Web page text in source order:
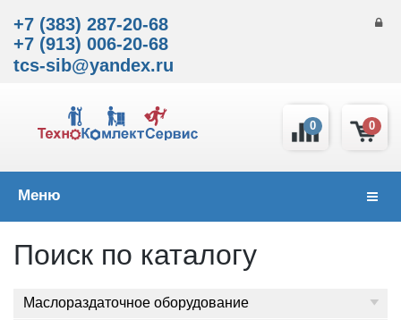
+7 (383) 287-20-68
+7 (913) 006-20-68
tcs-sib@yandex.ru
0
0
Меню
Поиск по каталогу
Маслораздаточное оборудование